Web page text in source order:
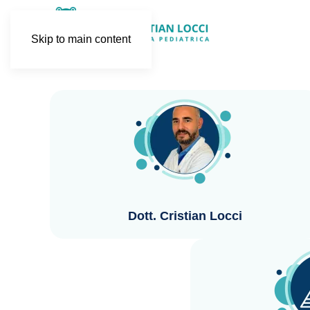
Skip to main content
Dott. Cristian Locci